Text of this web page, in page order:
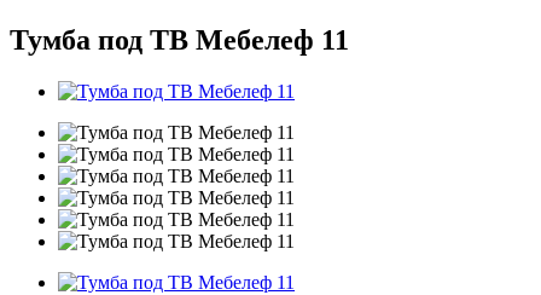
Тумба под ТВ Мебелеф 11